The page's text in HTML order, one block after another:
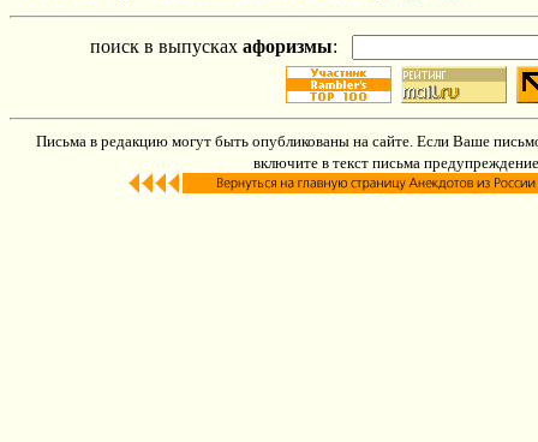
поиск в выпусках афоризмы:
Письма в редакцию могут быть опубликованы на сайте. Если Ваше
включите в текст письма